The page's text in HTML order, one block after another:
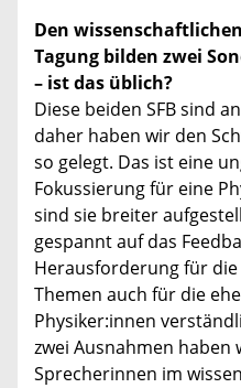
Den
Tagung bilden zwei
– ist das üblich?
Diese beiden SFB sind
daher haben wir den
so gelegt. Das ist eine
Fokussierung für eine
sind sie breiter
gespannt auf das
Herausforderung für
Themen auch für die
Physiker:innen
zwei Ausnahmen
Sprecherinnen im